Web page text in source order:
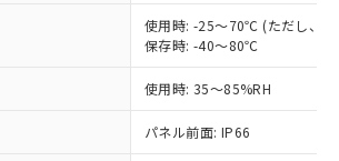
使用時: -25～70℃ (ただし、氷
保存時: -40～80℃
使用時: 35～85%RH
パネル前面: IP66
な納期状況および標準価格はお客
お取引先、またはお客様担当のオ
ン制御機器販売店・当社販売員に
ロン制御機器販売店や当社販売拠
販売ネットワーク
」をご確認
BBP） 1000ppm以下、フタル酸ジブチル
以下、フタル酸ジイソブチル
令で産業用監視および制御機器に対する
除く。
テル類の４物質については閾値を超える意
ないことを確認しています。
、
ジブチル) : 1000ppm、 DIBP(フタル酸ジ
: 1000ppm、 BBP(フタル酸ブチルベンジ
酸ビス(2-エチルヘキシル)) : 1000ppm
は規制貨物を破棄する場合は、完
破砕するなど、違法に輸出されな
う必要な手段を講じます。
は貴社製品を、核兵器、ミサイ
化学兵器、生物兵器またはその他
並びにこれらの製造装置等に一切
一定数には満たないが在庫あり
在庫なし(最新の在庫状況につ
いては、お客様のお取引先、ま
たはお客様担当のオムロン制御